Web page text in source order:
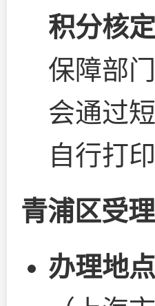
积分核
保障部
会通过
自行打
青浦区受
办理地点